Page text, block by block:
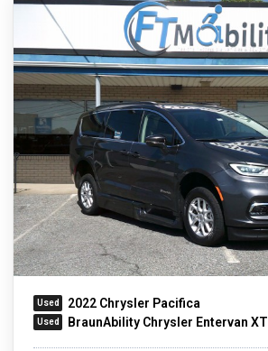
2022 Chrysler Pacifica
BraunAbility Chrysler Entervan XT